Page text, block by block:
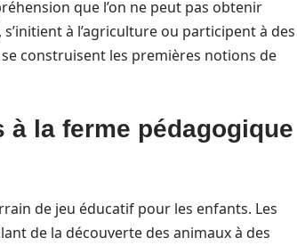
que l’on ne peut pas obtenir
à l’agriculture ou participent à des
construisent les premières notions de
la ferme pédagogique
de jeu éducatif pour les enfants. Les
de la découverte des animaux à des